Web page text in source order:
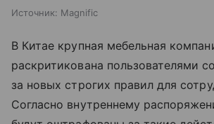
Источник: Magnific
В Китае крупная мебельная
раскритикована пользователями
за новых строгих правил для
Согласно внутреннему